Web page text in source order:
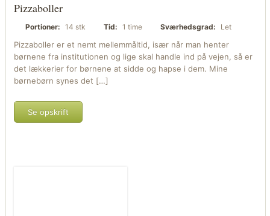
Pizzaboller
Portioner: 14 stk Tid: 1 time Sværhedsgrad: Let
Pizzaboller er et nemt mellemmåltid, især når man henter
børnene fra institutionen og lige skal handle ind på vejen, så er
det lækkerier for børnene at sidde og hapse i dem. Mine
børnebørn synes det […]
Se opskrift